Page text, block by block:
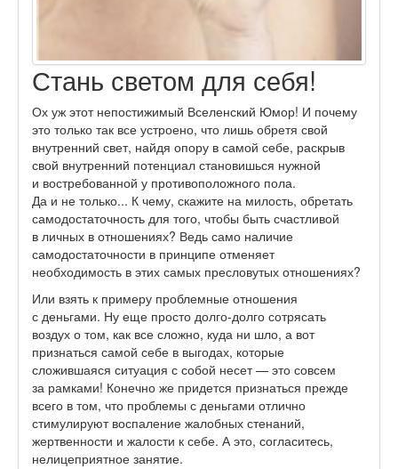
Стань светом для себя!
Ох уж этот непостижимый Вселенский Юмор! И почему
это только так все устроено, что лишь обретя свой
внутренний свет, найдя опору в самой себе, раскрыв
свой внутренний потенциал становишься нужной
и востребованной у противоположного пола.
Да и не только... К чему, скажите на милость, обретать
самодостаточность для того, чтобы быть счастливой
в личных в отношениях? Ведь само наличие
самодостаточности в принципе отменяет
необходимость в этих самых пресловутых отношениях?
Или взять к примеру проблемные отношения
с деньгами. Ну еще просто долго-долго сотрясать
воздух о том, как все сложно, куда ни шло, а вот
признаться самой себе в выгодах, которые
сложившаяся ситуация с собой несет — это совсем
за рамками! Конечно же придется признаться прежде
всего в том, что проблемы с деньгами отлично
стимулируют воспаление жалобных стенаний,
жертвенности и жалости к себе. А это, согласитесь,
нелицеприятное занятие.